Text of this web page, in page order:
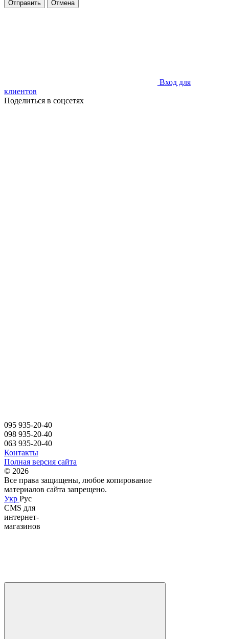
Отправить Отмена
Вход для
клиентов
Поделиться в соцсетях
095 935-20-40
098 935-20-40
063 935-20-40
Контакты
Полная версия сайта
© 2026
Все права защищены, любое копирование
материалов сайта запрещено.
Укр Рус
CMS для
интернет-
магазинов